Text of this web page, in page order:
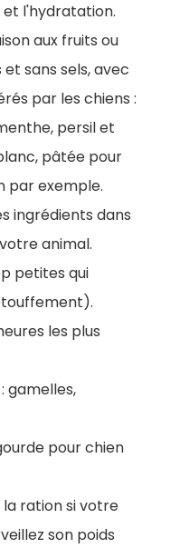
l'hydratation.
aux fruits ou
sans sels, avec
par les chiens :
persil et
pâtée pour
par exemple.
ingrédients dans
animal.
petites qui
les plus
gamelles,
pour chien
ration si votre
son poids